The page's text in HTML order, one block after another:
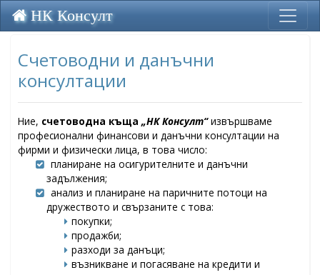
НК Консулт
Счетоводни и данъчни
консултации
Ние, счетоводна къща „НК Консулт“ извършваме
професионални финансови и данъчни консултации на
фирми и физически лица, в това число:
планиране на осигурителните и данъчни
задължения;
анализ и планиране на паричните потоци на
дружеството и свързаните с това:
покупки;
продажби;
разходи за данъци;
възникване и погасяване на кредити и